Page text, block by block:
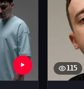
115